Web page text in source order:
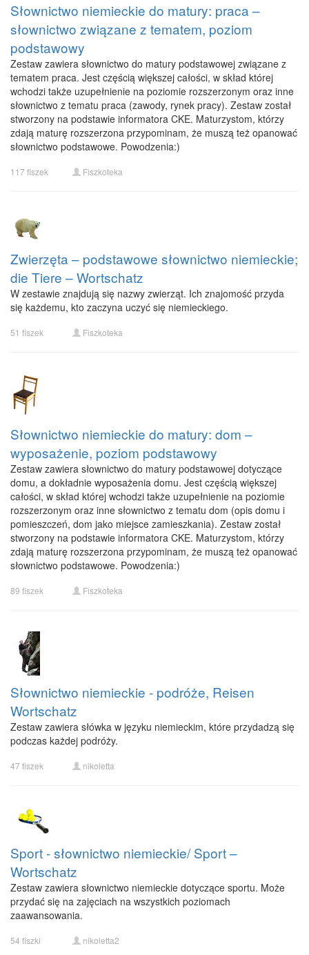
Słownictwo niemieckie do matury: praca –
słownictwo związane z tematem, poziom
podstawowy
Zestaw zawiera słownictwo do matury podstawowej związane z
tematem praca. Jest częścią większej całości, w skład której
wchodzi także uzupełnienie na poziomie rozszerzonym oraz inne
słownictwo z tematu praca (zawody, rynek pracy). Zestaw został
stworzony na podstawie informatora CKE. Maturzystom, którzy
zdają maturę rozszerzona przypominam, że muszą też opanować
słownictwo podstawowe. Powodzenia:)
117 fiszek Fiszkoteka
Zwierzęta – podstawowe słownictwo niemieckie;
die Tiere – Wortschatz
W zestawie znajdują się nazwy zwierząt. Ich znajomość przyda
się każdemu, kto zaczyna uczyć się niemieckiego.
51 fiszek Fiszkoteka
Słownictwo niemieckie do matury: dom –
wyposażenie, poziom podstawowy
Zestaw zawiera słownictwo do matury podstawowej dotyczące
domu, a dokładnie wyposażenia domu. Jest częścią większej
całości, w skład której wchodzi także uzupełnienie na poziomie
rozszerzonym oraz inne słownictwo z tematu dom (opis domu i
pomieszczeń, dom jako miejsce zamieszkania). Zestaw został
stworzony na podstawie informatora CKE. Maturzystom, którzy
zdają maturę rozszerzona przypominam, że muszą też opanować
słownictwo podstawowe. Powodzenia:)
89 fiszek Fiszkoteka
Słownictwo niemieckie - podróże, Reisen
Wortschatz
Zestaw zawiera słówka w języku niemieckim, które przydadzą się
podczas każdej podróży.
47 fiszek nikoletta
Sport - słownictwo niemieckie/ Sport –
Wortschatz
Zestaw zawiera słownictwo niemieckie dotyczące sportu. Może
przydać się na zajęciach na wszystkich poziomach
zaawansowania.
54 fiszki nikoletta2